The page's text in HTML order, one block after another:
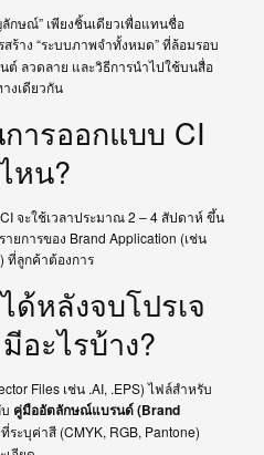
กษณ์” เพียงชิ้นเดียวเพื่อแทนชื่อ
สร้าง “ระบบภาพจำทั้งหมด” ที่ล้อมรอบ
ต์ ลวดลาย และวิธีการนำไปใช้บนสื่อ
งเดียวกัน
ารออกแบบ CI
หน?
จะใช้เวลาประมาณ 2 – 4 สัปดาห์ ขึ้น
ยการของ Brand Application (เช่น
ลูกค้าต้องการ
ด้หลังจบโปรเจ
อะไรบ้าง?
Files เช่น .AI, .EPS) ไฟล์สำหรับ
คู่มืออัตลักษณ์แบรนด์ (Brand
ระบุค่าสี (CMYK, RGB, Pantone)